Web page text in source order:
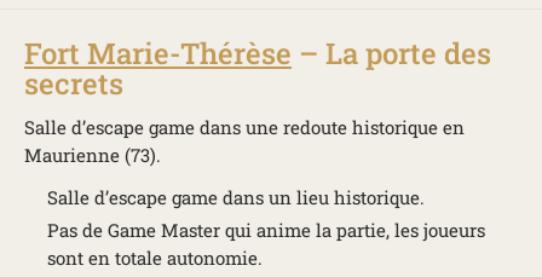
Fort Marie-Thérèse – La porte des
secrets
Salle d’escape game dans une redoute historique en
Maurienne (73).
Salle d’escape game dans un lieu historique.
Pas de Game Master qui anime la partie, les joueurs
sont en totale autonomie.